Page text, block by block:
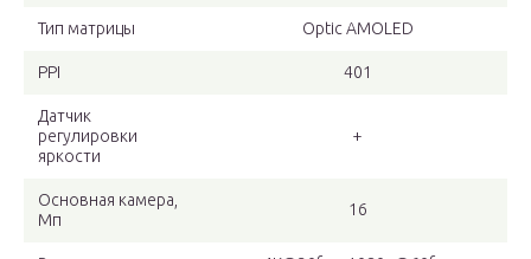
Тип матрицы Optic AMOLED
PPI 401
Датчик
регулировки
яркости
+
Основная камера,
Мп
16